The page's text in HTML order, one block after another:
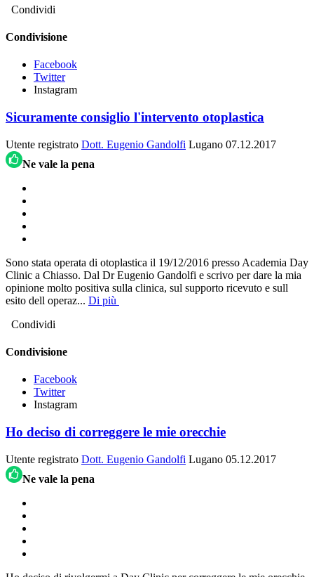
Condividi
Condivisione
Facebook
Twitter
Instagram
Sicuramente consiglio l'intervento otoplastica
Utente registrato Dott. Eugenio Gandolfi Lugano 07.12.2017
Ne vale la pena
Sono stata operata di otoplastica il 19/12/2016 presso Academia Day
Clinic a Chiasso. Dal Dr Eugenio Gandolfi e scrivo per dare la mia
opinione molto positiva sulla clinica, sul supporto ricevuto e sull
esito dell operaz... Di più
Condividi
Condivisione
Facebook
Twitter
Instagram
Ho deciso di correggere le mie orecchie
Utente registrato Dott. Eugenio Gandolfi Lugano 05.12.2017
Ne vale la pena